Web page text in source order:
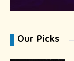
Our Picks